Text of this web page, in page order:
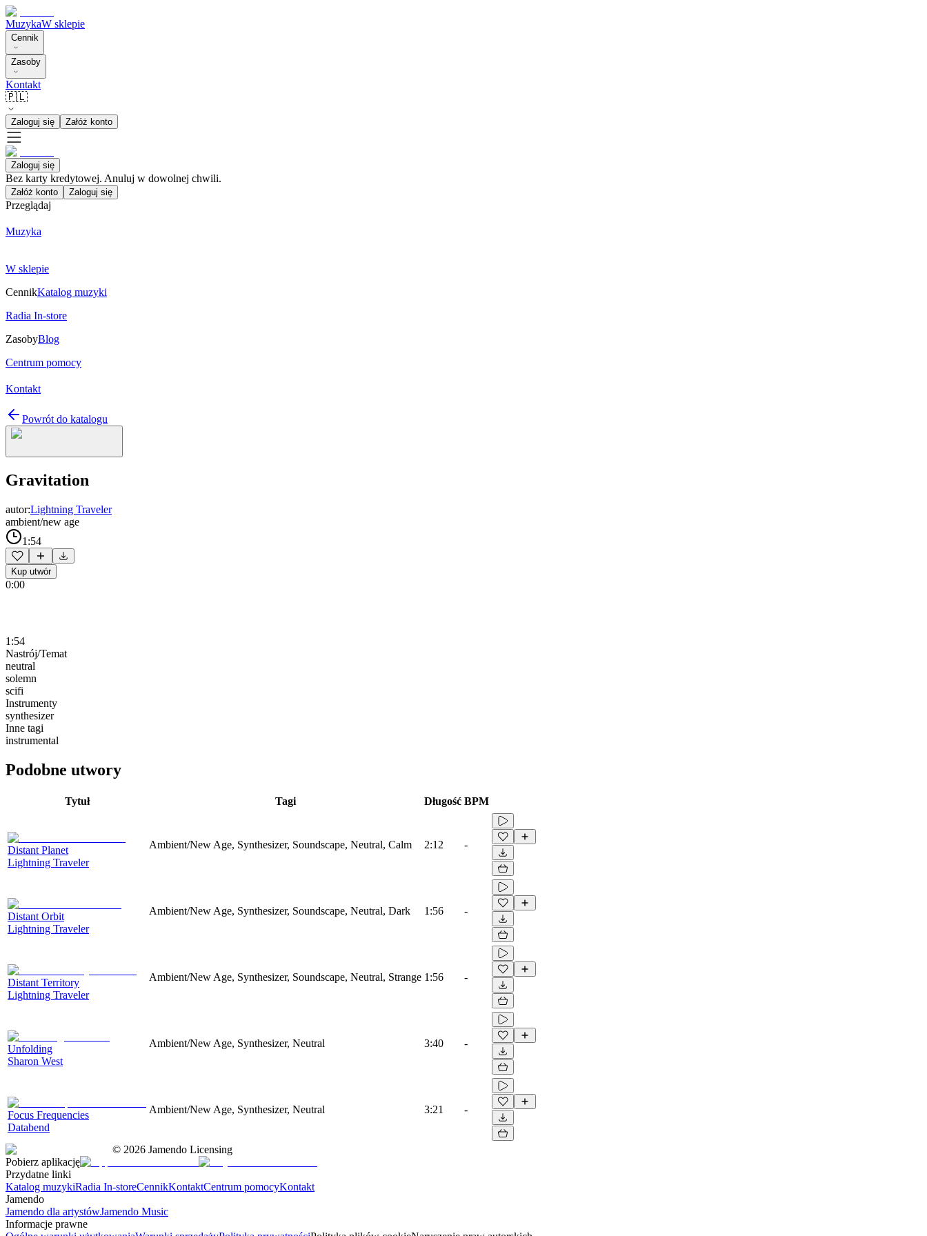
MuzykaW sklepie
Cennik
Zasoby
Kontakt
🇵🇱
Zaloguj się Załóż konto
Zaloguj się
Bez karty kredytowej. Anuluj w dowolnej chwili.
Załóż konto Zaloguj się
Przeglądaj
Muzyka
W sklepie
CennikKatalog muzyki
Radia In-store
ZasobyBlog
Centrum pomocy
Kontakt
Powrót do katalogu
Gravitation
autor:Lightning Traveler
ambient/new age
1:54
Kup utwór
0:00
1:54
Nastrój/Temat
neutral
solemn
scifi
Instrumenty
synthesizer
Inne tagi
instrumental
Podobne utwory
Tytuł Tagi Długość BPM
Distant Planet
Lightning Traveler
Ambient/New Age, Synthesizer, Soundscape, Neutral, Calm 2:12 -
Distant Orbit
Lightning Traveler
Ambient/New Age, Synthesizer, Soundscape, Neutral, Dark 1:56 -
Distant Territory
Lightning Traveler
Ambient/New Age, Synthesizer, Soundscape, Neutral, Strange 1:56 -
Unfolding
Sharon West
Ambient/New Age, Synthesizer, Neutral 3:40 -
Focus Frequencies
Databend
Ambient/New Age, Synthesizer, Neutral 3:21 -
© 2026 Jamendo Licensing
Pobierz aplikację
Przydatne linki
Katalog muzykiRadia In-storeCennikKontaktCentrum pomocyKontakt
Jamendo
Jamendo dla artystówJamendo Music
Informacje prawne